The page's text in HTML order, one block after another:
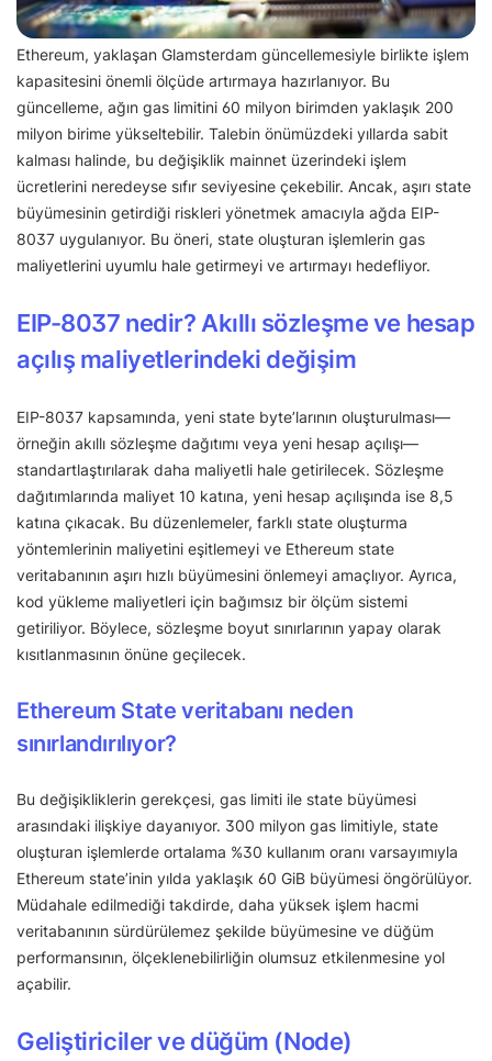
Ethereum, yaklaşan Glamsterdam güncellemesiyle birlikte işlem
kapasitesini önemli ölçüde artırmaya hazırlanıyor. Bu
güncelleme, ağın gas limitini 60 milyon birimden yaklaşık 200
milyon birime yükseltebilir. Talebin önümüzdeki yıllarda sabit
kalması halinde, bu değişiklik mainnet üzerindeki işlem
ücretlerini neredeyse sıfır seviyesine çekebilir. Ancak, aşırı state
büyümesinin getirdiği riskleri yönetmek amacıyla ağda EIP-
8037 uygulanıyor. Bu öneri, state oluşturan işlemlerin gas
maliyetlerini uyumlu hale getirmeyi ve artırmayı hedefliyor.
EIP-8037 nedir? Akıllı sözleşme ve hesap
açılış maliyetlerindeki değişim
EIP-8037 kapsamında, yeni state byte’larının oluşturulması—
örneğin akıllı sözleşme dağıtımı veya yeni hesap açılışı—
standartlaştırılarak daha maliyetli hale getirilecek. Sözleşme
dağıtımlarında maliyet 10 katına, yeni hesap açılışında ise 8,5
katına çıkacak. Bu düzenlemeler, farklı state oluşturma
yöntemlerinin maliyetini eşitlemeyi ve Ethereum state
veritabanının aşırı hızlı büyümesini önlemeyi amaçlıyor. Ayrıca,
kod yükleme maliyetleri için bağımsız bir ölçüm sistemi
getiriliyor. Böylece, sözleşme boyut sınırlarının yapay olarak
kısıtlanmasının önüne geçilecek.
Ethereum State veritabanı neden
sınırlandırılıyor?
Bu değişikliklerin gerekçesi, gas limiti ile state büyümesi
arasındaki ilişkiye dayanıyor. 300 milyon gas limitiyle, state
oluşturan işlemlerde ortalama %30 kullanım oranı varsayımıyla
Ethereum state’inin yılda yaklaşık 60 GiB büyümesi öngörülüyor.
Müdahale edilmediği takdirde, daha yüksek işlem hacmi
veritabanının sürdürülemez şekilde büyümesine ve düğüm
performansının, ölçeklenebilirliğin olumsuz etkilenmesine yol
açabilir.
Geliştiriciler ve düğüm (Node)